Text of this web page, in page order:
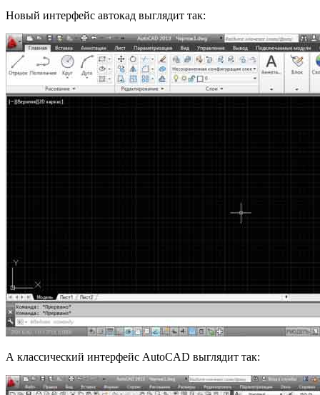
Новый интерфейс автокад выглядит так:
А классический интерфейс AutoCAD выглядит так: